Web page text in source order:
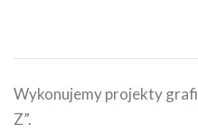
Wykonujemy projekty
Z”.